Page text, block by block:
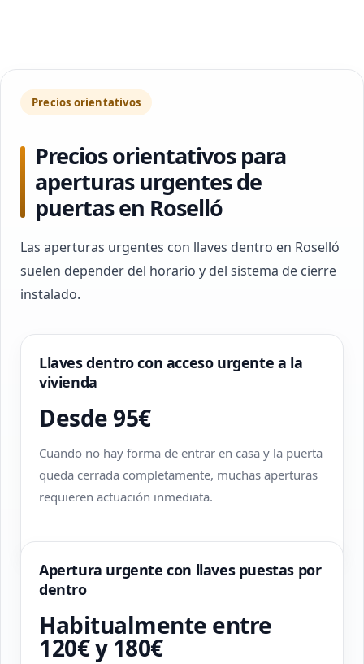
Precios orientativos
Precios orientativos para
aperturas urgentes de
puertas en Roselló
Las aperturas urgentes con llaves dentro en Roselló
suelen depender del horario y del sistema de cierre
instalado.
Llaves dentro con acceso urgente a la
vivienda
Desde 95€
Cuando no hay forma de entrar en casa y la puerta
queda cerrada completamente, muchas aperturas
requieren actuación inmediata.
Apertura urgente con llaves puestas por
dentro
Habitualmente entre
120€ y 180€